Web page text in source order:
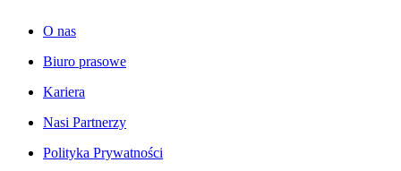
O nas
Biuro prasowe
Kariera
Nasi Partnerzy
Polityka Prywatności